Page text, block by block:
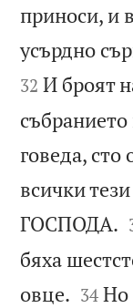
приноси, и
усърдно
32 И броят
говеда, сто
всички
ГОСПОДА.
бяха
овце. 

34 Но